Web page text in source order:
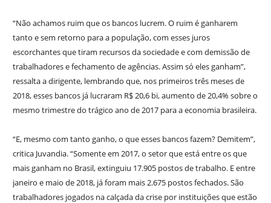
“Não achamos ruim que os bancos lucrem. O ruim é ganharem
tanto e sem retorno para a população, com esses juros
escorchantes que tiram recursos da sociedade e com demissão de
trabalhadores e fechamento de agências. Assim só eles ganham”,
ressalta a dirigente, lembrando que, nos primeiros três meses de
2018, esses bancos já lucraram R$ 20,6 bi, aumento de 20,4% sobre o
mesmo trimestre do trágico ano de 2017 para a economia brasileira.
“E, mesmo com tanto ganho, o que esses bancos fazem? Demitem”,
critica Juvandia. “Somente em 2017, o setor que está entre os que
mais ganham no Brasil, extinguiu 17.905 postos de trabalho. E entre
janeiro e maio de 2018, já foram mais 2.675 postos fechados. São
trabalhadores jogados na calçada da crise por instituições que estão